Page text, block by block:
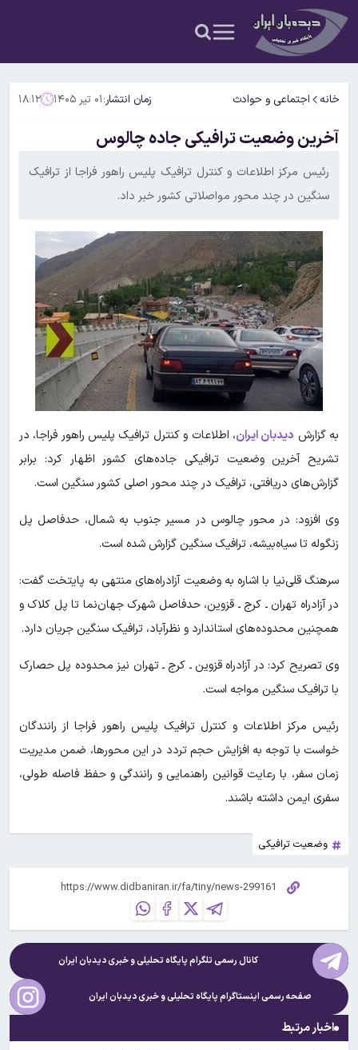
خانه اجتماعی و حوادث زمان انتشار:۰۱ تیر ۱۴۰۵ ۱۸:۱۲
آخرین وضعیت ترافیکی جاده چالوس
رئیس مرکز اطلاعات و کنترل ترافیک پلیس راهور فراجا از ترافیک
سنگین در چند محور مواصلاتی کشور خبر داد.
به گزارش دیدبان ایران، اطلاعات و کنترل ترافیک پلیس راهور فراجا، در
تشریح آخرین وضعیت ترافیکی جاده‌های کشور اظهار کرد: برابر
گزارش‌های دریافتی، ترافیک در چند محور اصلی کشور سنگین است.
وی افزود: در محور چالوس در مسیر جنوب به شمال، حدفاصل پل
زنگوله تا سیاه‌بیشه، ترافیک سنگین گزارش شده است.
سرهنگ قلی‌نیا با اشاره به وضعیت آزادراه‌های منتهی به پایتخت گفت:
در آزادراه تهران ـ کرج ـ قزوین، حدفاصل شهرک جهان‌نما تا پل کلاک و
همچنین محدوده‌های استاندارد و نظرآباد، ترافیک سنگین جریان دارد.
وی تصریح کرد: در آزادراه قزوین ـ کرج ـ تهران نیز محدوده پل حصارک
با ترافیک سنگین مواجه است.
رئیس مرکز اطلاعات و کنترل ترافیک پلیس راهور فراجا از رانندگان
خواست با توجه به افزایش حجم تردد در این محورها، ضمن مدیریت
زمان سفر، با رعایت قوانین راهنمایی و رانندگی و حفظ فاصله طولی،
سفری ایمن داشته باشند.
وضعیت ترافیکی
کانال رسمی تلگرام پایگاه تحلیلی و خبریدیدبان ایران
صفحه رسمی اینستاگرام پایگاه تحلیلی و خبریدیدبان ایران
اخبار مرتبط